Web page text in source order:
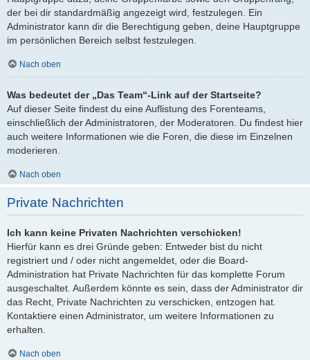
der bei dir standardmäßig angezeigt wird, festzulegen. Ein
Administrator kann dir die Berechtigung geben, deine Hauptgruppe
im persönlichen Bereich selbst festzulegen.
Nach oben
Was bedeutet der „Das Team“-Link auf der Startseite?
Auf dieser Seite findest du eine Auflistung des Forenteams,
einschließlich der Administratoren, der Moderatoren. Du findest hier
auch weitere Informationen wie die Foren, die diese im Einzelnen
moderieren.
Nach oben
Private Nachrichten
Ich kann keine Privaten Nachrichten verschicken!
Hierfür kann es drei Gründe geben: Entweder bist du nicht
registriert und / oder nicht angemeldet, oder die Board-
Administration hat Private Nachrichten für das komplette Forum
ausgeschaltet. Außerdem könnte es sein, dass der Administrator dir
das Recht, Private Nachrichten zu verschicken, entzogen hat.
Kontaktiere einen Administrator, um weitere Informationen zu
erhalten.
Nach oben